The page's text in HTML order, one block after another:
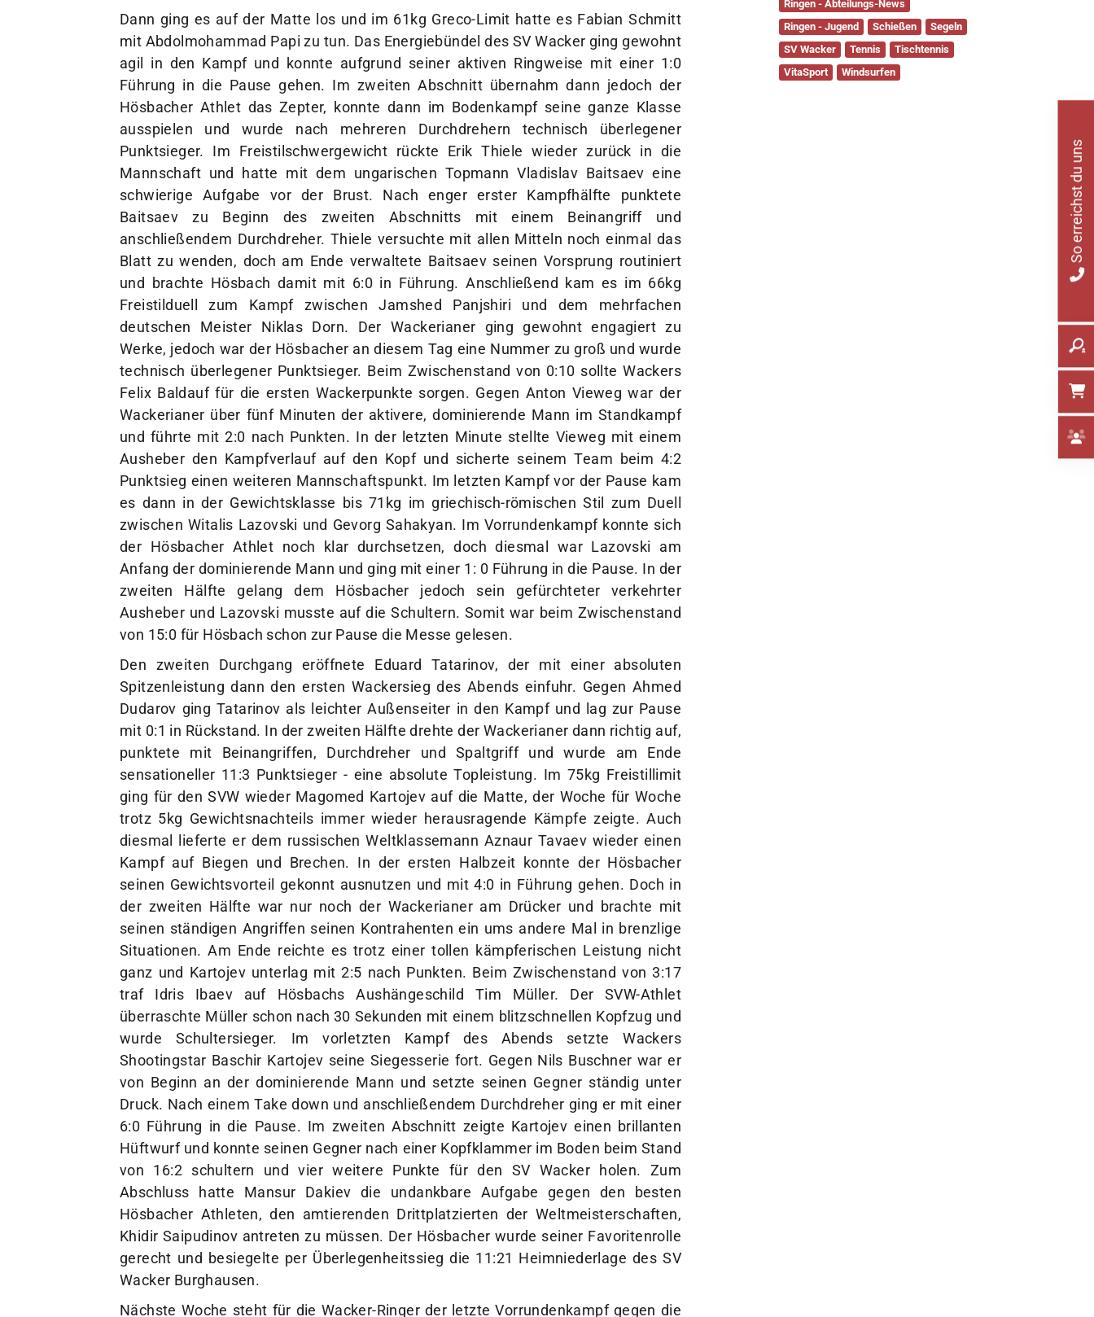
mit Abdolmohammad Papi zu tun. Das Energiebündel des SV Wacker ging gewohnt
agil in den Kampf und konnte aufgrund seiner aktiven Ringweise mit einer 1:0
Führung in die Pause gehen. Im zweiten Abschnitt übernahm dann jedoch der
Hösbacher Athlet das Zepter, konnte dann im Bodenkampf seine ganze Klasse
ausspielen und wurde nach mehreren Durchdrehern technisch überlegener
Punktsieger. Im Freistilschwergewicht rückte Erik Thiele wieder zurück in die
Mannschaft und hatte mit dem ungarischen Topmann Vladislav Baitsaev eine
schwierige Aufgabe vor der Brust. Nach enger erster Kampfhälfte punktete
Baitsaev zu Beginn des zweiten Abschnitts mit einem Beinangriff und
anschließendem Durchdreher. Thiele versuchte mit allen Mitteln noch einmal das
und brachte Hösbach damit mit 6:0 in Führung. Anschließend kam es im 66kg
Freistilduell zum Kampf zwischen Jamshed Panjshiri und dem mehrfachen
deutschen Meister Niklas Dorn. Der Wackerianer ging gewohnt engagiert zu
Werke, jedoch war der Hösbacher an diesem Tag eine Nummer zu groß und wurde
technisch überlegener Punktsieger. Beim Zwischenstand von 0:10 sollte Wackers
Felix Baldauf für die ersten Wackerpunkte sorgen. Gegen Anton Vieweg war der
Wackerianer über fünf Minuten der aktivere, dominierende Mann im Standkampf
und führte mit 2:0 nach Punkten. In der letzten Minute stellte Vieweg mit einem
Ausheber den Kampfverlauf auf den Kopf und sicherte seinem Team beim 4:2
Punktsieg einen weiteren Mannschaftspunkt. Im letzten Kampf vor der Pause kam
es dann in der Gewichtsklasse bis 71kg im griechisch-römischen Stil zum Duell
zwischen Witalis Lazovski und Gevorg Sahakyan. Im Vorrundenkampf konnte sich
der Hösbacher Athlet noch klar durchsetzen, doch diesmal war Lazovski am
Anfang der dominierende Mann und ging mit einer 1: 0 Führung in die Pause. In der
zweiten Hälfte gelang dem Hösbacher jedoch sein gefürchteter verkehrter
Ausheber und Lazovski musste auf die Schultern. Somit war beim Zwischenstand
Spitzenleistung dann den ersten Wackersieg des Abends einfuhr. Gegen Ahmed
Dudarov ging Tatarinov als leichter Außenseiter in den Kampf und lag zur Pause
mit 0:1 in Rückstand. In der zweiten Hälfte drehte der Wackerianer dann richtig auf,
punktete mit Beinangriffen, Durchdreher und Spaltgriff und wurde am Ende
sensationeller 11:3 Punktsieger - eine absolute Topleistung. Im 75kg Freistillimit
ging für den SVW wieder Magomed Kartojev auf die Matte, der Woche für Woche
trotz 5kg Gewichtsnachteils immer wieder herausragende Kämpfe zeigte. Auch
diesmal lieferte er dem russischen Weltklassemann Aznaur Tavaev wieder einen
seinen Gewichtsvorteil gekonnt ausnutzen und mit 4:0 in Führung gehen. Doch in
der zweiten Hälfte war nur noch der Wackerianer am Drücker und brachte mit
Situationen. Am Ende reichte es trotz einer tollen kämpferischen Leistung nicht
ganz und Kartojev unterlag mit 2:5 nach Punkten. Beim Zwischenstand von 3:17
traf Idris Ibaev auf Hösbachs Aushängeschild Tim Müller. Der SVW-Athlet
überraschte Müller schon nach 30 Sekunden mit einem blitzschnellen Kopfzug und
wurde Schultersieger. Im vorletzten Kampf des Abends setzte Wackers
Shootingstar Baschir Kartojev seine Siegesserie fort. Gegen Nils Buschner war er
von Beginn an der dominierende Mann und setzte seinen Gegner ständig unter
Druck. Nach einem Take down und anschließendem Durchdreher ging er mit einer
6:0 Führung in die Pause. Im zweiten Abschnitt zeigte Kartojev einen brillanten
Hüftwurf und konnte seinen Gegner nach einer Kopfklammer im Boden beim Stand
von 16:2 schultern und vier weitere Punkte für den SV Wacker holen. Zum
Hösbacher Athleten, den amtierenden Drittplatzierten der Weltmeisterschaften,
Khidir Saipudinov antreten zu müssen. Der Hösbacher wurde seiner Favoritenrolle
gerecht und besiegelte per Überlegenheitssieg die 11:21 Heimniederlage des SV
Wacker Burghausen.
Ringen - Jugend
Schießen
Segeln
SV Wacker
Tennis
Tischtennis
VitaSport
Windsurfen
So erreichst du uns